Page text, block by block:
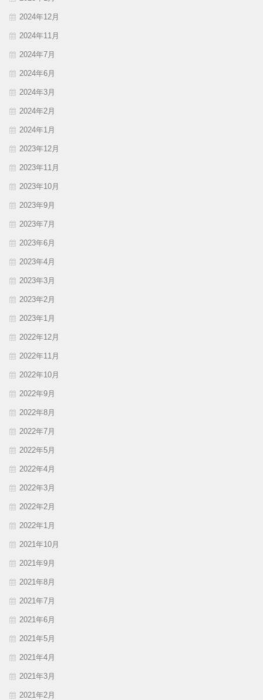
2024年12月
2024年11月
2024年7月
2024年6月
2024年3月
2024年2月
2024年1月
2023年12月
2023年11月
2023年10月
2023年9月
2023年7月
2023年6月
2023年4月
2023年3月
2023年2月
2023年1月
2022年12月
2022年11月
2022年10月
2022年9月
2022年8月
2022年7月
2022年5月
2022年4月
2022年3月
2022年2月
2022年1月
2021年10月
2021年9月
2021年8月
2021年7月
2021年6月
2021年5月
2021年4月
2021年3月
2021年2月